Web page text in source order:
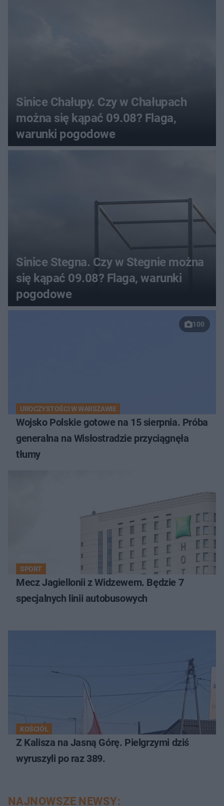
Sinice Chałupy. Czy w Chałupach
można się kąpać 09.08? Flaga,
warunki pogodowe
Sinice Stegna. Czy w Stegnie można
się kąpać 09.08? Flaga, warunki
pogodowe
100
UROCZYSTOŚCI W WARSZAWIE
Wojsko Polskie gotowe na 15 sierpnia. Próba
generalna na Wisłostradzie przyciągnęła
tłumy
SPORT
Mecz Jagiellonii z Widzewem. Będzie 7
specjalnych linii autobusowych
KOŚCIÓŁ
Z Kalisza na Jasną Górę. Pielgrzymi dziś
wyruszyli po raz 389.
NAJNOWSZE NEWSY: